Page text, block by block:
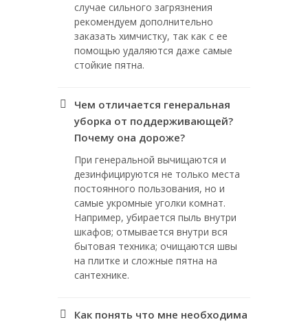
случае сильного загрязнения
рекомендуем дополнительно
заказать химчистку, так как с ее
помощью удаляются даже самые
стойкие пятна.
Чем отличается генеральная
уборка от поддерживающей?
Почему она дороже?
При генеральной вычищаются и
дезинфицируются не только места
постоянного пользования, но и
самые укромные уголки комнат.
Например, убирается пыль внутри
шкафов; отмывается внутри вся
бытовая техника; очищаются швы
на плитке и сложные пятна на
сантехнике.
Как понять что мне необходима